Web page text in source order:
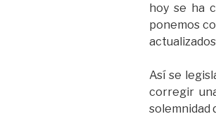
hoy se ha
ponemos
Así se
corregir
solemnidad